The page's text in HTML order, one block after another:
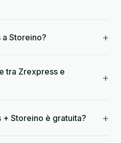
Storeino? +
tra Zrexpress e
+
Storeino è gratuita? +